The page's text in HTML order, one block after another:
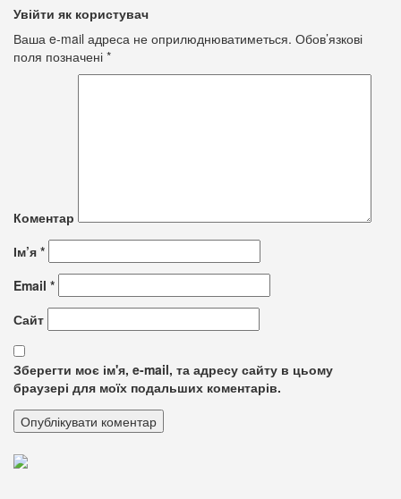
Увійти як користувач
Ваша e-mail адреса не оприлюднюватиметься. Обов’язкові
поля позначені *
Коментар
Ім’я *
Email *
Сайт
Зберегти моє ім'я, e-mail, та адресу сайту в цьому
браузері для моїх подальших коментарів.